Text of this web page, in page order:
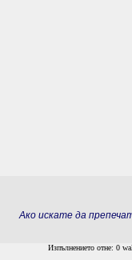
Ако искате да
Изпълнението отне: 0